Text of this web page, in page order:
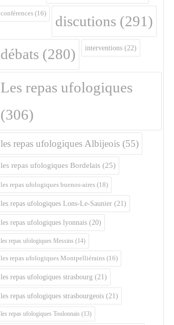
conférences (16) discutions (291)
débats (280) interventions (22)
Les repas ufologiques
(306)
les repas ufologiques Albijeois (55)
les repas ufologiques Bordelais (25)
les repas ufologiques buenos-aires (18)
les repas ufologiques Lons-Le-Saunier (21)
les repas ufologiques lyonnais (20)
les repas ufologiques Messins (14)
les repas ufologiques Montpelliérains (16)
les repas ufologiques strasbourg (21)
les repas ufologiques strasbourgeois (21)
les repas ufologiques Toulonnais (13)